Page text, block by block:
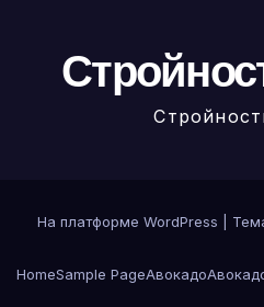
На платформе WordPress
HomeSample PageАвокадо